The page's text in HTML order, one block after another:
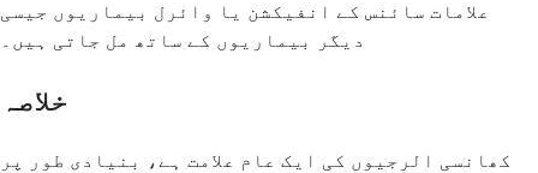
علامات سائنس کے انفیکشن یا وائرل بیماریوں جیسی
دیگر بیماریوں کے ساتھ مل جاتی ہیں۔
خلاصہ
کھانسی الرجیوں کی ایک عام علامت ہے، بنیادی طور پر